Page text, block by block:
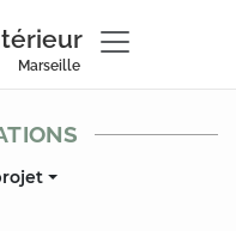
Marseille